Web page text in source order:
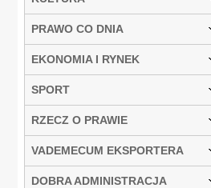
PRAWO CO DNIA
EKONOMIA I RYNEK
SPORT
RZECZ O PRAWIE
VADEMECUM EKSPORTERA
DOBRA ADMINISTRACJA